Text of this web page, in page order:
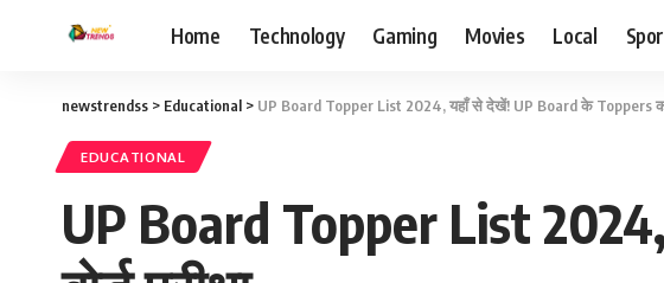
Home Technology Gaming Movies Local
newstrendss > Educational > UP Board Topper List 2024, यहाँ से देखें! UP Board के Toppers का
EDUCATIONAL
UP Board Topper List